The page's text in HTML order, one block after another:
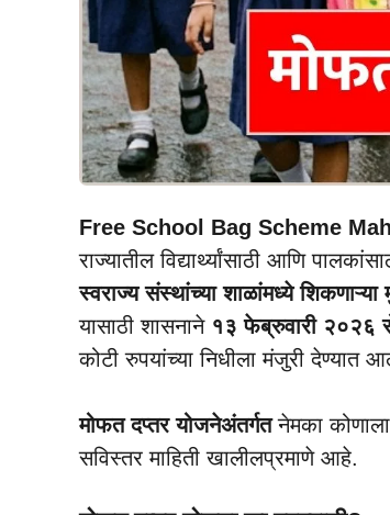
Free School Bag Scheme
राज्यातील विद्यार्थ्यांसाठी आणि
स्वराज्य संस्थांच्या शाळांमध्ये
यासाठी शासनाने १३ फेब्रुवारी २०२६
कोटी रुपयांच्या निधीला मंजुरी देण्यात
मोफत दप्तर योजनेअंतर्गतनेमका
सविस्तर माहिती खालीलप्रमाणे आहे.